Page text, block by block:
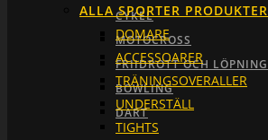
CYKEL
MOTOCROSS
FRIIDROTT OCH LÖPNING
BOWLING
DART
ALLA SPORTER PRODUKTER
DOMARE
ACCESSOARER
TRÄNINGSOVERALLER
UNDERSTÄLL
TIGHTS